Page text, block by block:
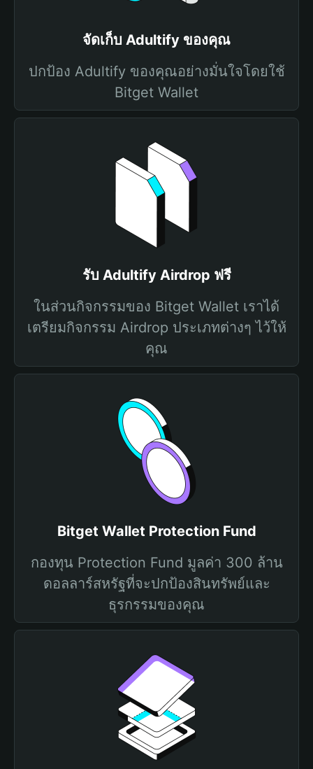
จัดเก็บ Adultify ของคุณ
ปกป้อง Adultify ของคุณอย่างมั่นใจโดยใช้
Bitget Wallet
รับ Adultify Airdrop ฟรี
ในส่วนกิจกรรมของ Bitget Wallet เราได้
เตรียมกิจกรรม Airdrop ประเภทต่างๆ ไว้ให้
คุณ
Bitget Wallet Protection Fund
กองทุน Protection Fund มูลค่า 300 ล้าน
ดอลลาร์สหรัฐที่จะปกป้องสินทรัพย์และ
ธุรกรรมของคุณ